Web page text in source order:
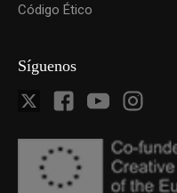
Código Ético
Síguenos